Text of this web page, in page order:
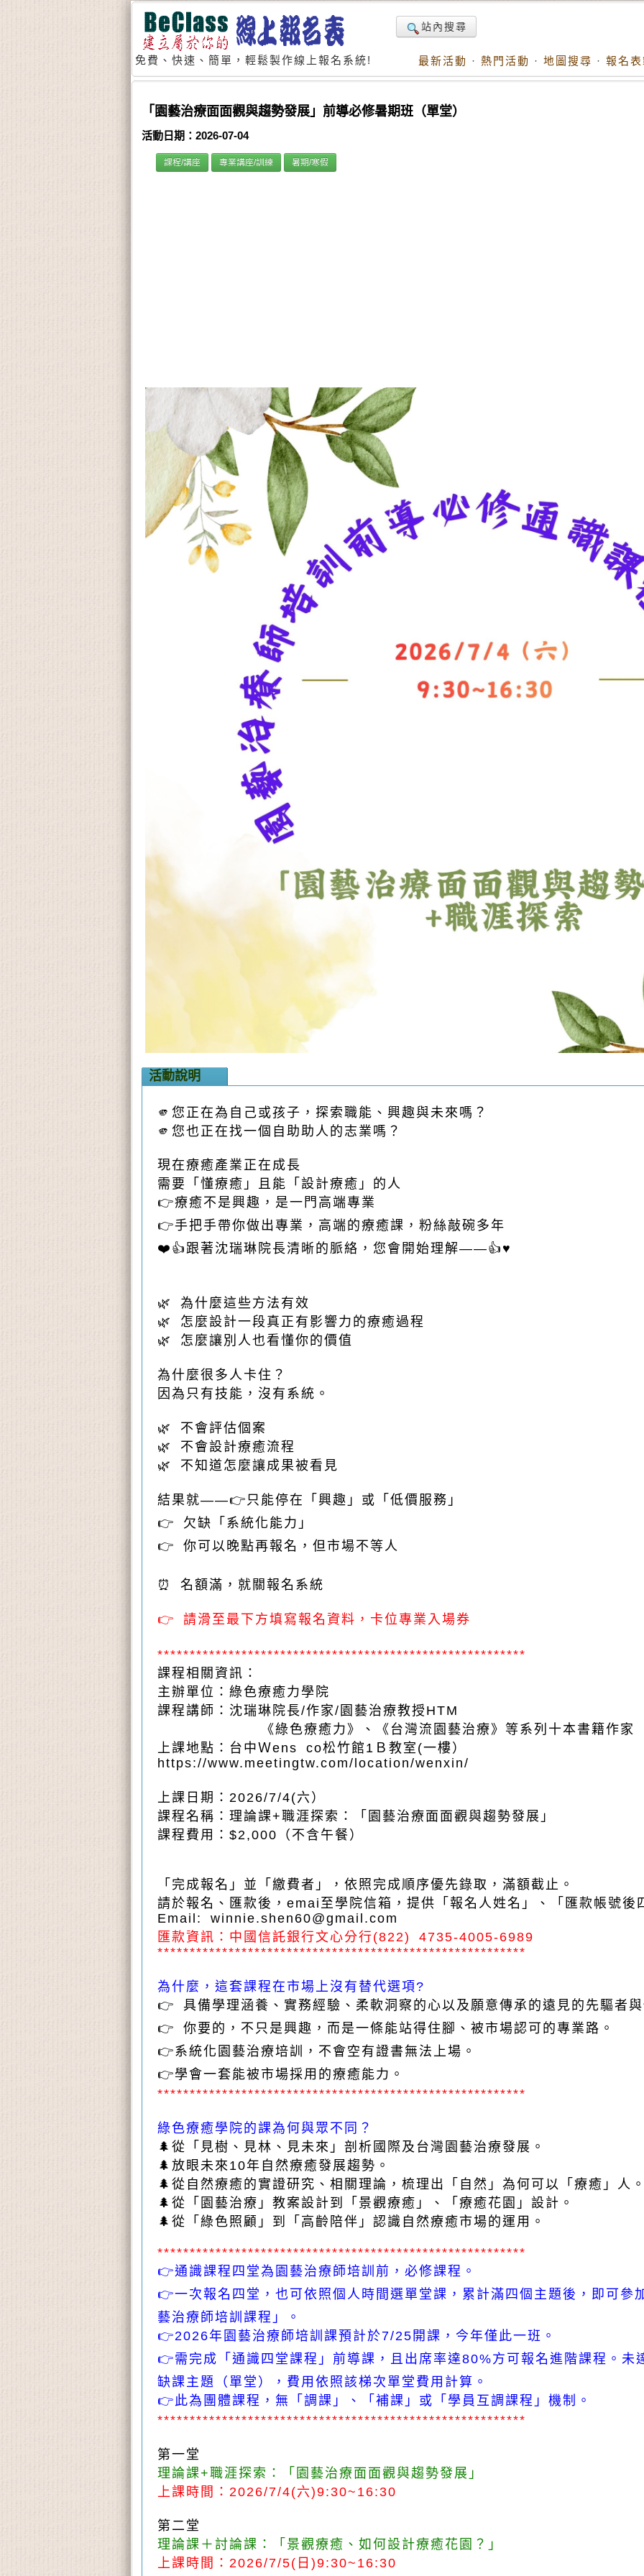
免費、快速、簡單，輕鬆製作線上報名系統!
站內搜尋
最新活動 · 熱門活動 · 地圖搜尋 · 報名
「園藝治療面面觀與趨勢發展」前導必修暑期班（單堂）
活動日期：2026-07-04
課程/講座 專業講座/訓練 暑期/寒假
活動說明
🫵您正在為自己或孩子，探索職能、興趣與未來嗎？
🫵您也正在找一個自助助人的志業嗎？
現在療癒產業正在成長
需要「懂療癒」且能「設計療癒」的人
👉療癒不是興趣，是一門高端專業
👉手把手帶你做出專業，高端的療癒課，粉絲敲碗多年
❤️👍跟著沈瑞琳院長清晰的脈絡，您會開始理解——👍♥️
🌿 為什麼這些方法有效
🌿 怎麼設計一段真正有影響力的療癒過程
🌿 怎麼讓別人也看懂你的價值
為什麼很多人卡住？
因為只有技能，沒有系統。
🌿 不會評估個案
🌿 不會設計療癒流程
🌿 不知道怎麼讓成果被看見
結果就——👉只能停在「興趣」或「低價服務」
👉 欠缺「系統化能力」
👉 你可以晚點再報名，但市場不等人
⏰ 名額滿，就關報名系統
👉 請滑至最下方填寫報名資料，卡位專業入場券
*********************************************************
課程相關資訊：
主辦單位：綠色療癒力學院
課程講師：沈瑞琳院長/作家/園藝治療教授HTM
《綠色療癒力》、《台灣流園藝治療》等系列十本書籍作家
上課地點：台中Ｗens co松竹館1Ｂ教室(一樓）
https://www.meetingtw.com/location/wenxin/
上課日期：2026/7/4(六）
課程名稱：理論課+職涯探索：「園藝治療面面觀與趨勢發展」
課程費用：$2,000（不含午餐）
「完成報名」並「繳費者」，依照完成順序優先錄取，滿額截止。
請於報名、匯款後，emai至學院信箱，提供「報名人姓名」、「匯款帳號後
Email: winnie.shen60@gmail.com
匯款資訊：中國信託銀行文心分行(822) 4735-4005-6989
*********************************************************
為什麼，這套課程在市場上沒有替代選項?
👉 具備學理涵養、實務經驗、柔軟洞察的心以及願意傳承的遠見的先驅者
👉 你要的，不只是興趣，而是一條能站得住腳、被市場認可的專業路。
👉系統化園藝治療培訓，不會空有證書無法上場。
👉學會一套能被市場採用的療癒能力。
*********************************************************
綠色療癒學院的課為何與眾不同？
🌲從「見樹、見林、見未來」剖析國際及台灣園藝治療發展。
🌲放眼未來10年自然療癒發展趨勢。
🌲從自然療癒的實證研究、相關理論，梳理出「自然」為何可以「療癒」人
🌲從「園藝治療」教案設計到「景觀療癒」、「療癒花園」設計。
🌲從「綠色照顧」到「高齡陪伴」認識自然療癒市場的運用。
*********************************************************
👉通識課程四堂為園藝治療師培訓前，必修課程。
👉一次報名四堂，也可依照個人時間選單堂課，累計滿四個主題後，即可參
藝治療師培訓課程」。
👉2026年園藝治療師培訓課預計於7/25開課，今年僅此一班。
👉需完成「通識四堂課程」前導課，且出席率達80%方可報名進階課程。未
缺課主題（單堂），費用依照該梯次單堂費用計算。
👉此為團體課程，無「調課」、「補課」或「學員互調課程」機制。
*********************************************************
第一堂
理論課+職涯探索：「園藝治療面面觀與趨勢發展」
上課時間：2026/7/4(六)9:30~16:30
第二堂
理論課＋討論課：「景觀療癒、如何設計療癒花園？」
上課時間：2026/7/5(日)9:30~16:30